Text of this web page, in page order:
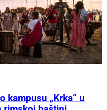
kampusu „Krka“ u